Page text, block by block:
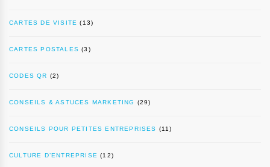
CARTES DE VISITE (13)
CARTES POSTALES (3)
CODES QR (2)
CONSEILS & ASTUCES MARKETING (29)
CONSEILS POUR PETITES ENTREPRISES (11)
CULTURE D’ENTREPRISE (12)